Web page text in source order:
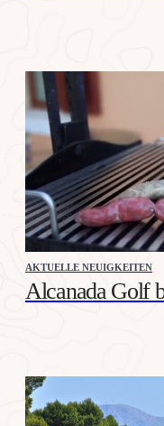
AKTUELLE NEUIGKEITEN
Alcanada Golf